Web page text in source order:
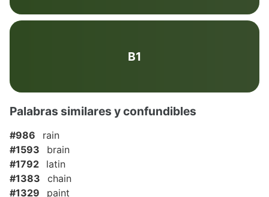
B1
Palabras similares y confundibles
#986
rain
#1593
brain
#1792
latin
#1383
chain
#1329
paint